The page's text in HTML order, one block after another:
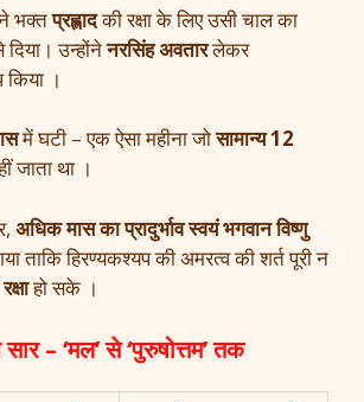
भक्तप्रह्लादकी रक्षा के लिए उसी चाल का
उन्होंनेनरसिंह अवतारलेकर
किया ।
में घटी – एक ऐसा महीना जोसामान्य 12
जाता था ।
अधिक मास का प्रादुर्भाव स्वयं भगवान विष्णु
ताकि हिरण्यकश्यप की अमरत्व की शर्त पूरी न
हो सके ।
– ‘मल’ से ‘पुरुषोत्तम’ तक